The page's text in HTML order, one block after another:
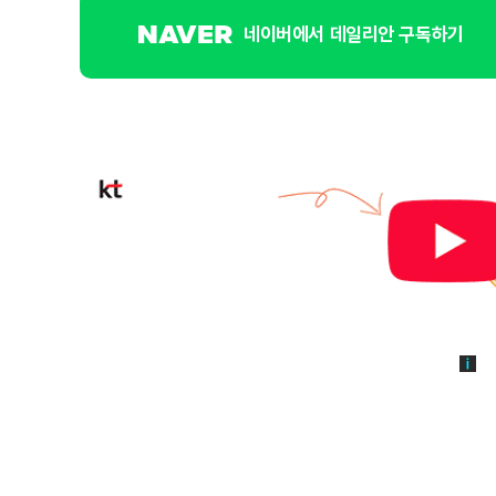
네이버에서 데일리안 구독하기